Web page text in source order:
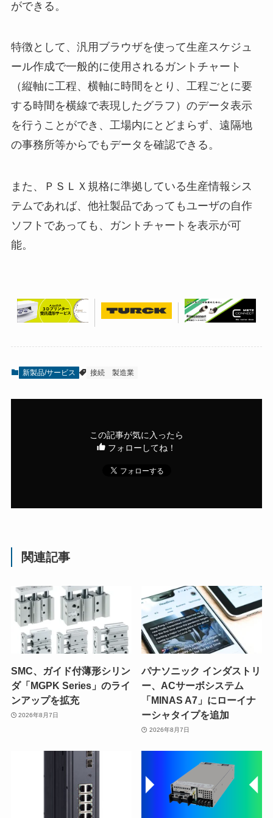
ができる。
特徴として、汎用ブラウザを使って生産スケジュ
ール作成で一般的に使用されるガントチャート
（縦軸に工程、横軸に時間をとり、工程ごとに要
する時間を横線で表現したグラフ）のデータ表示
を行うことができ、工場内にとどまらず、遠隔地
の事務所等からでもデータを確認できる。
また、ＰＳＬＸ規格に準拠している生産情報シス
テムであれば、他社製品であってもユーザの自作
ソフトであっても、ガントチャートを表示が可
能。
新製品/サービス 接続 製造業
この記事が気に入ったら
フォローしてね！
関連記事
SMC、ガイド付薄形シリン
ダ「MGPK Series」のライ
ンアップを拡充
2026年8月7日
パナソニック インダストリ
ー、ACサーボシステム
「MINAS A7」にローイナ
ーシャタイプを追加
2026年8月7日